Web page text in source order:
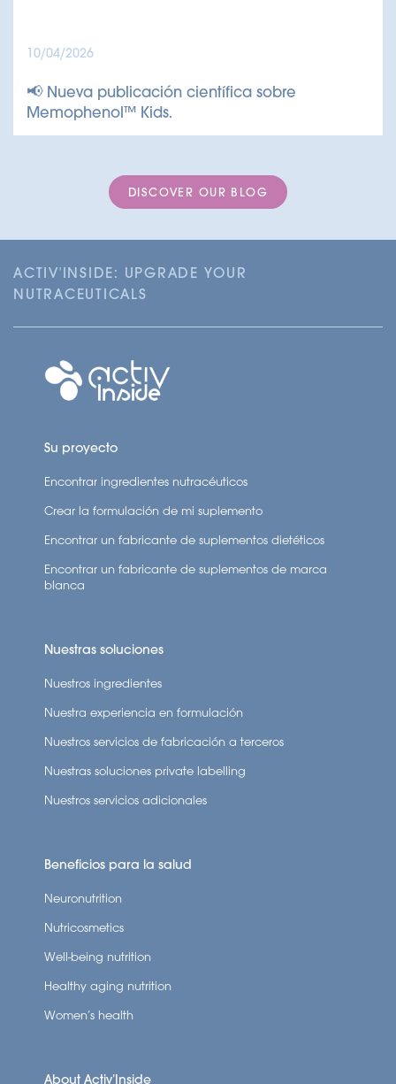
10/04/2026
📢 Nueva publicación científica sobre
Memophenol™ Kids.
DISCOVER OUR BLOG
ACTIV'INSIDE: UPGRADE YOUR
NUTRACEUTICALS
Su proyecto
Encontrar ingredientes nutracéuticos
Crear la formulación de mi suplemento
Encontrar un fabricante de suplementos dietéticos
Encontrar un fabricante de suplementos de marca
blanca
Nuestras soluciones
Nuestros ingredientes
Nuestra experiencia en formulación
Nuestros servicios de fabricación a terceros
Nuestras soluciones private labelling
Nuestros servicios adicionales
Beneficios para la salud
Neuronutrition
Nutricosmetics
Well-being nutrition
Healthy aging nutrition
Women’s health
About Activ’Inside